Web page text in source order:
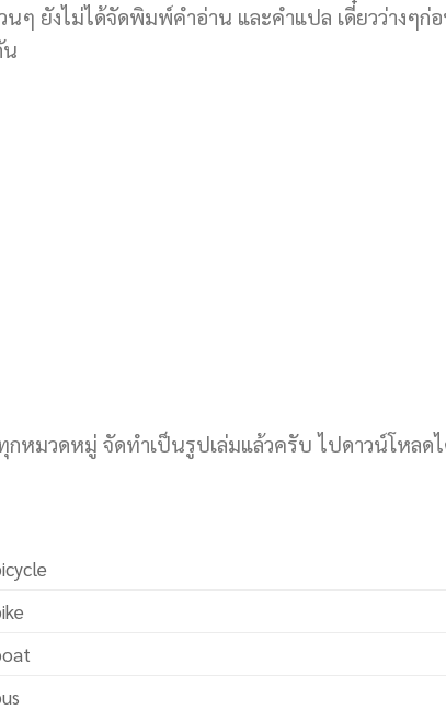
ๆ ยังไม่ได้จัดพิมพ์คำอ่าน และคำแปล เดี๋ยวว่างๆ
น
มวดหมู่ จัดทำเป็นรูปเล่มแล้วครับ ไปดาวน์โหลดไ